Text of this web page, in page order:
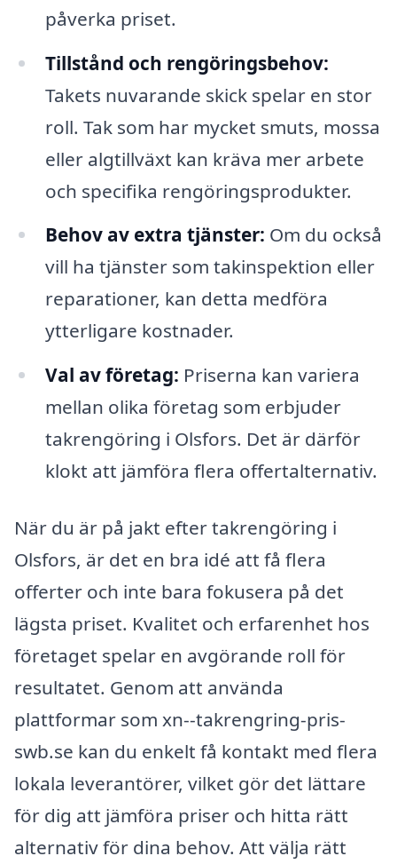
påverka priset.
Tillstånd och rengöringsbehov:
Takets nuvarande skick spelar en stor
roll. Tak som har mycket smuts, mossa
eller algtillväxt kan kräva mer arbete
och specifika rengöringsprodukter.
Behov av extra tjänster: Om du också
vill ha tjänster som takinspektion eller
reparationer, kan detta medföra
ytterligare kostnader.
Val av företag: Priserna kan variera
mellan olika företag som erbjuder
takrengöring i Olsfors. Det är därför
klokt att jämföra flera offertalternativ.
När du är på jakt efter takrengöring i
Olsfors, är det en bra idé att få flera
offerter och inte bara fokusera på det
lägsta priset. Kvalitet och erfarenhet hos
företaget spelar en avgörande roll för
resultatet. Genom att använda
plattformar som xn--takrengring-pris-
swb.se kan du enkelt få kontakt med flera
lokala leverantörer, vilket gör det lättare
för dig att jämföra priser och hitta rätt
alternativ för dina behov. Att välja rätt